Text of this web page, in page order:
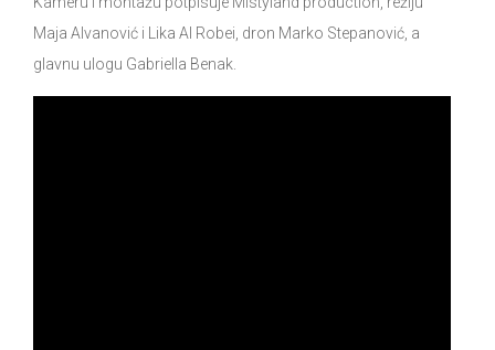
Maja Alvanović i Lika Al Robei, dron Marko Stepanović, a
glavnu ulogu Gabriella Benak.